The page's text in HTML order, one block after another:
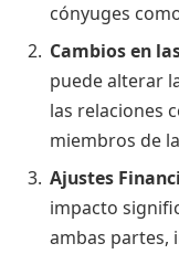
cónyuges
Cambios en
puede alterar
las relaciones
miembros de
Ajustes
impacto
ambas partes,